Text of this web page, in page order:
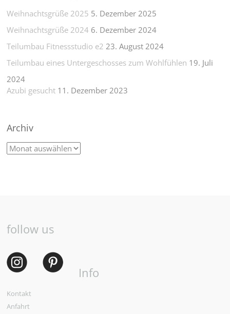
Weihnachtsgrüße 2025 5. Dezember 2025
Weihnachtsgrüße 2024 6. Dezember 2024
Teilumbau Fitnessstudio e2 23. August 2024
Teilumbau eines Untergeschosses zum Wohlfühlen 19. Juli
2024
Azubi gesucht 11. Dezember 2023
Archiv
follow us
Info
Kontakt
Anfahrt